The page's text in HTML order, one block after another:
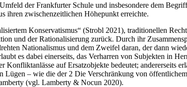
der Frankfurter Schule und insbesondere dem
ihren zwischenzeitlichen Höhepunkt erreichte.
Konservatismus“ (Strobl 2021), traditionellen
und der Rationalisierung zurück. Durch ihr
Nationalismus und dem Zweifel daran, der dann
es dabei einerseits, das Verharren von Subjekten in
auf Ersatzobjekte bedeutet; andererseits
– wie die der 2 Die Verschränkung von
(vgl. Lamberty & Nocun 2020).